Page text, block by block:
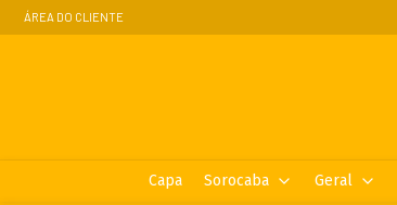
ÁREA DO CLIENTE
Capa Sorocaba Geral